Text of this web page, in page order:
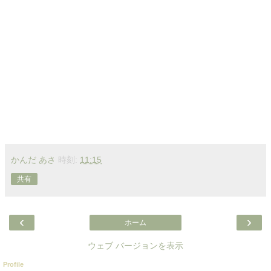
かんだ あさ 時刻: 11:15
共有
‹ ›
ホーム
ウェブ バージョンを表示
Profile